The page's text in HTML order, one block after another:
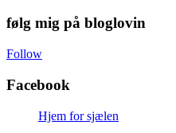
følg mig på bloglovin
Follow
Facebook
Hjem for sjælen